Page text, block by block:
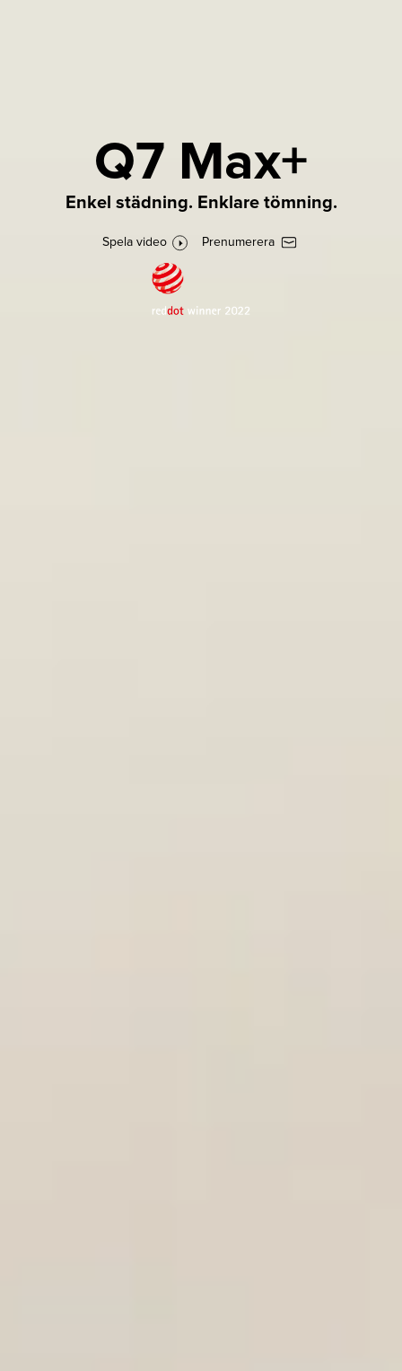
Q7 Max+
Enkel städning. Enklare tömning.
Spela video Prenumerera